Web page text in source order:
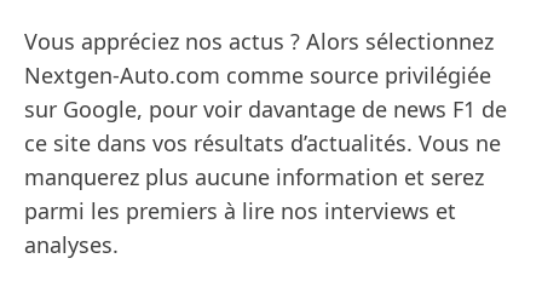
Vous appréciez nos actus ? Alors sélectionnez
Nextgen-Auto.com comme source privilégiée
sur Google, pour voir davantage de news F1 de
ce site dans vos résultats d’actualités. Vous ne
manquerez plus aucune information et serez
parmi les premiers à lire nos interviews et
analyses.